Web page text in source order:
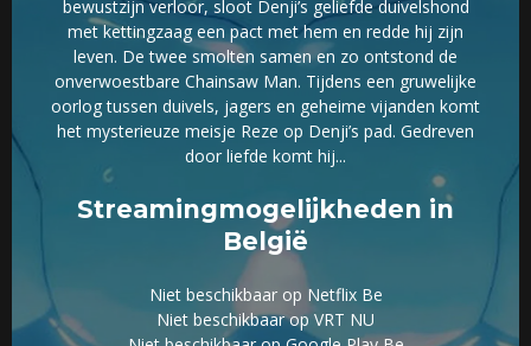
bewustzijn verloor, sloot Denji’s geliefde duivelshond
met kettingzaag een pact met hem en redde hij zijn
leven. De twee smolten samen en zo ontstond de
onverwoestbare Chainsaw Man. Tijdens een gruwelijke
oorlog tussen duivels, jagers en geheime vijanden komt
het mysterieuze meisje Reze op Denji’s pad. Gedreven
door liefde komt hij...
Streamingmogelijkheden in
België
Niet beschikbaar op Netflix Be
Niet beschikbaar op VRT NU